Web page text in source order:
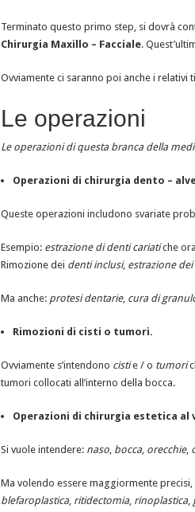
Terminato questo primo step, si dovrà
Chirurgia Maxillo – Facciale.
Ovviamente ci saranno poi anche i relativi
Le operazioni
Le operazioni di questa branca della
Operazioni di chirurgia dento –
Queste operazioni includono svariate
Esempio:estrazione di denti cariatiche
Rimozione dei denti inclusi, estrazione
Ma anche: protesi dentarie, cura di
Rimozioni di cisti o tumori.
Ovviamente s’intendono cistie / o tumori
tumori collocati all’interno della bocca.
Operazioni di chirurgia estetica al
Si vuole intendere: naso, bocca, orecchie,
Ma volendo essere maggiormente
blefaroplastica, ritidectomia, rinoplastica,